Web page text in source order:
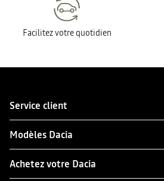
Facilitez votre quotidien
Service client
Modèles Dacia
Achetez votre Dacia